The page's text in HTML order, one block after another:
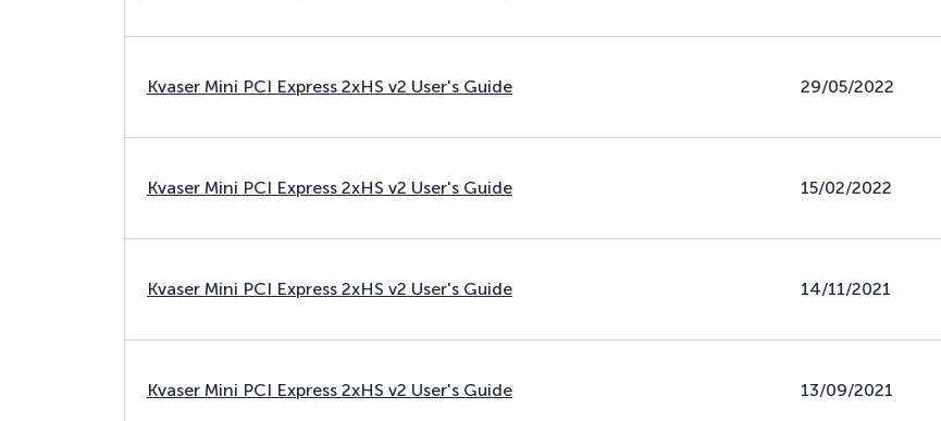
Kvaser Mini PCI Express 2xHS v2 User's Guide 29/05/2022
Kvaser Mini PCI Express 2xHS v2 User's Guide 15/02/2022
Kvaser Mini PCI Express 2xHS v2 User's Guide 14/11/2021
Kvaser Mini PCI Express 2xHS v2 User's Guide 13/09/2021